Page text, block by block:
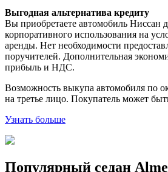
Выгодная альтернатива кредиту
Вы приобретаете автомобиль Ниссан
корпоративного использования на
аренды. Нет необходимости
поручителей. Дополнительная
прибыль и НДС.
Возможность выкупа автомобиля по
на третье лицо. Покупатель может
Узнать больше
Популярный седан